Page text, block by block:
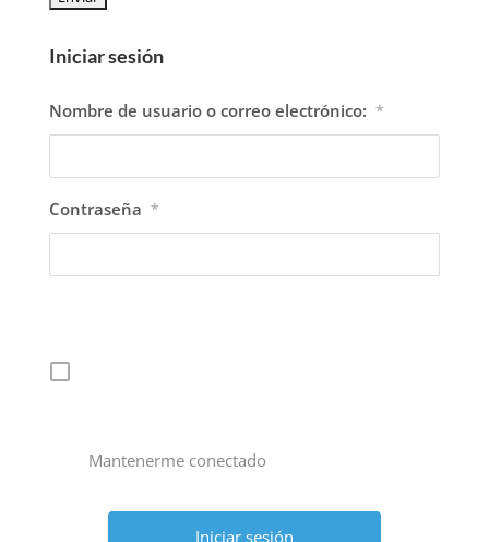
Iniciar sesión
Nombre de usuario o correo electrónico: *
Contraseña *
Mantenerme conectado